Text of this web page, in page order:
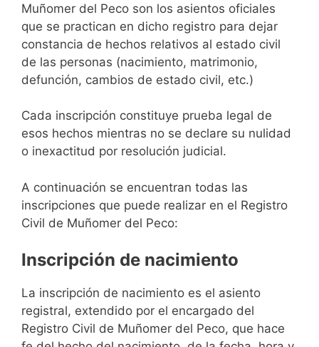
Muñomer del Peco son los asientos oficiales
que se practican en dicho registro para dejar
constancia de hechos relativos al estado civil
de las personas (nacimiento, matrimonio,
defunción, cambios de estado civil, etc.)
Cada inscripción constituye prueba legal de
esos hechos mientras no se declare su nulidad
o inexactitud por resolución judicial.
A continuación se encuentran todas las
inscripciones que puede realizar en el Registro
Civil de Muñomer del Peco:
Inscripción de nacimiento
La inscripción de nacimiento es el asiento
registral, extendido por el encargado del
Registro Civil de Muñomer del Peco, que hace